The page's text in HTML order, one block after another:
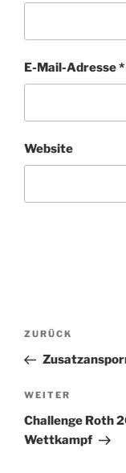
E-Mail-Adresse*
Website
Vorheriger
Beitrag
ZURÜCK
Nächster
Beitrag
WEITER
Challenge Roth
Wettkampf